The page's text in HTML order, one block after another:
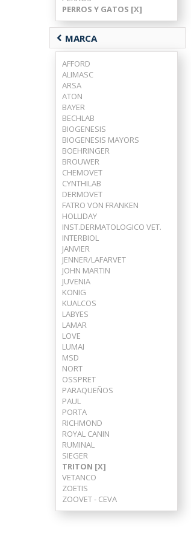
PERROS Y GATOS [X]
chevron_left MARCA
AFFORD
ALIMASC
ARSA
ATON
BAYER
BECHLAB
BIOGENESIS
BIOGENESIS MAYORS
BOEHRINGER
BROUWER
CHEMOVET
CYNTHILAB
DERMOVET
FATRO VON FRANKEN
HOLLIDAY
INST.DERMATOLOGICO VET.
INTERBIOL
JANVIER
JENNER/LAFARVET
JOHN MARTIN
JUVENIA
KONIG
KUALCOS
LABYES
LAMAR
LOVE
LUMAI
MSD
NORT
OSSPRET
PARAQUEÑOS
PAUL
PORTA
RICHMOND
ROYAL CANIN
RUMINAL
SIEGER
TRITON [X]
VETANCO
ZOETIS
ZOOVET - CEVA
ADVOCATE PERROS 25-40 KG